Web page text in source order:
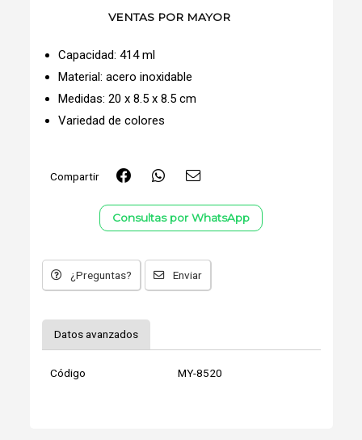
VENTAS POR MAYOR
Capacidad: 414 ml
Material: acero inoxidable
Medidas: 20 x 8.5 x 8.5 cm
Variedad de colores
Compartir
Consultas por WhatsApp
¿Preguntas? Enviar
Datos avanzados
Código MY-8520